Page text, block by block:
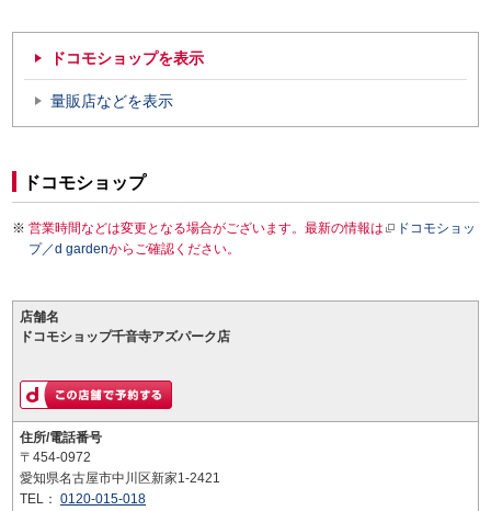
ドコモショップを表示
量販店などを表示
ドコモショップ
営業時間などは変更となる場合がございます。最新の情報は
ドコモショッ
プ／d gardenからご確認ください。
店舗名
ドコモショップ千音寺アズパーク店
住所/電話番号
〒454-0972
愛知県名古屋市中川区新家1-2421
TEL： 0120-015-018